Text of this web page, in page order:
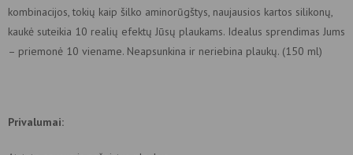
kombinacijos, tokių kaip šilko aminorūgštys, naujausios kartos silikonų,
kaukė suteikia 10 realių efektų Jūsų plaukams. Idealus sprendimas Jums
– priemonė 10 viename. Neapsunkina ir neriebina plaukų. (150 ml)
Privalumai: